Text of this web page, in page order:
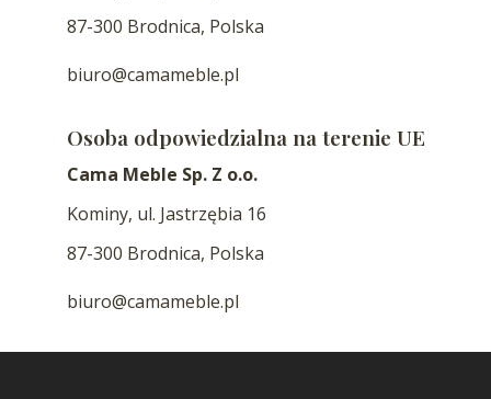
87-300 Brodnica, Polska
biuro@camameble.pl
Osoba odpowiedzialna na terenie UE
Cama Meble Sp. Z o.o.
Kominy, ul. Jastrzębia 16
87-300 Brodnica, Polska
biuro@camameble.pl